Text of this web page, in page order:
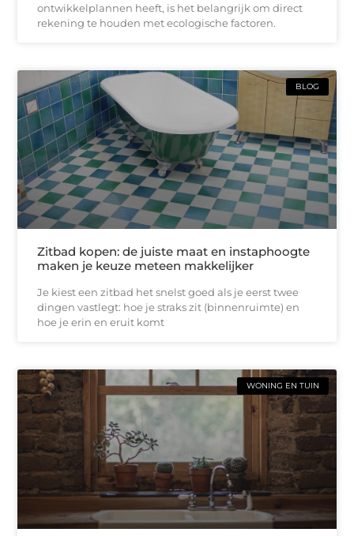
ontwikkelplannen heeft, is het belangrijk om direct
rekening te houden met ecologische factoren.
BLOG
Zitbad kopen: de juiste maat en instaphoogte
maken je keuze meteen makkelijker
Je kiest een zitbad het snelst goed als je eerst twee
dingen vastlegt: hoe je straks zit (binnenruimte) en
hoe je erin en eruit komt
WONING EN TUIN